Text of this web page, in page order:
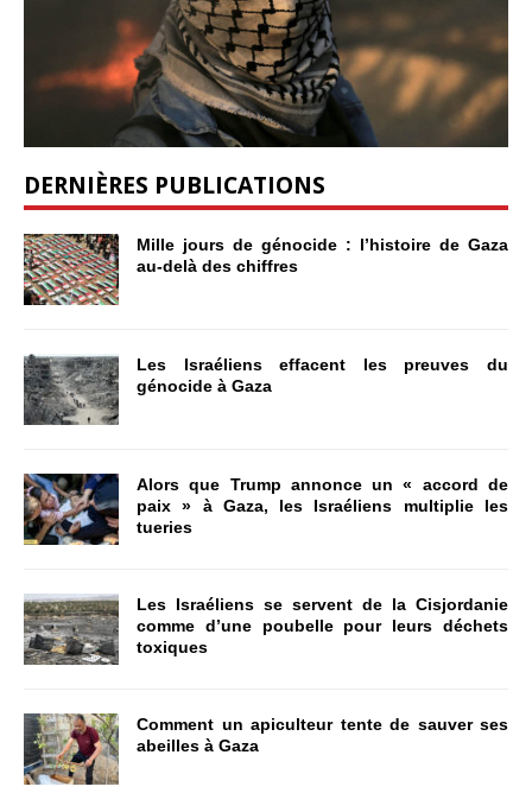
DERNIÈRES PUBLICATIONS
Mille jours de génocide : l’histoire de Gaza
au-delà des chiffres
Les Israéliens effacent les preuves du
génocide à Gaza
Alors que Trump annonce un « accord de
paix » à Gaza, les Israéliens multiplie les
tueries
Les Israéliens se servent de la Cisjordanie
comme d’une poubelle pour leurs déchets
toxiques
Comment un apiculteur tente de sauver ses
abeilles à Gaza